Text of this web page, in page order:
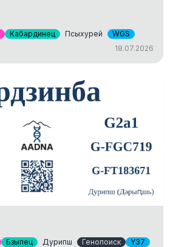
Кабардинец Псыхурей
WGS
18.07.2026
Бзыпец Дурипш Генопоиск
Y37